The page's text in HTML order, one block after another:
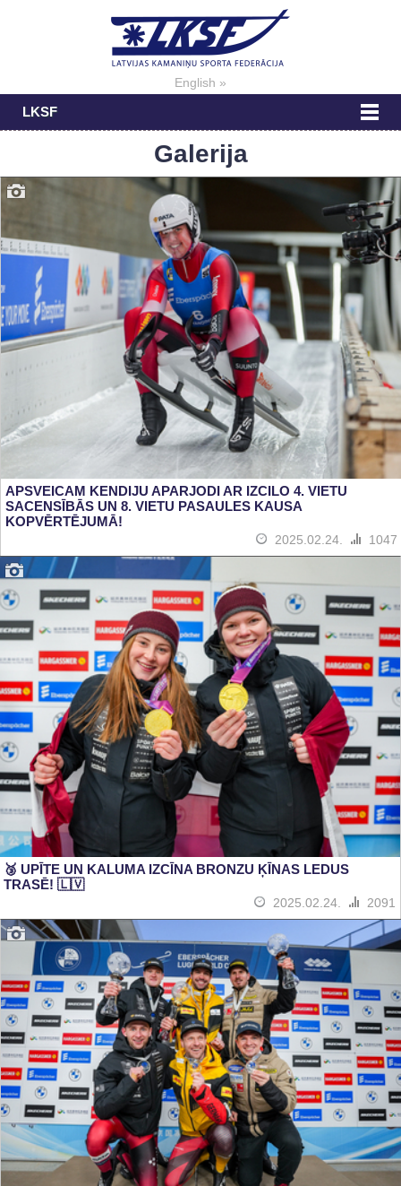
English »
LKSF
Galerija
APSVEICAM KENDIJU APARJODI AR IZCILO 4. VIETU
SACENSĪBĀS UN 8. VIETU PASAULES KAUSA
KOPVĒRTĒJUMĀ!
2025.02.24. 1047
🥉 UPĪTE UN KALUMA IZCĪNA BRONZU ĶĪNAS LEDUS
TRASĒ! 🇱🇻
2025.02.24. 2091